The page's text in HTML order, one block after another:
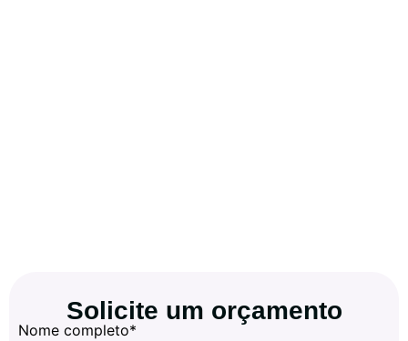
Solicite um orçamento
Nome completo*